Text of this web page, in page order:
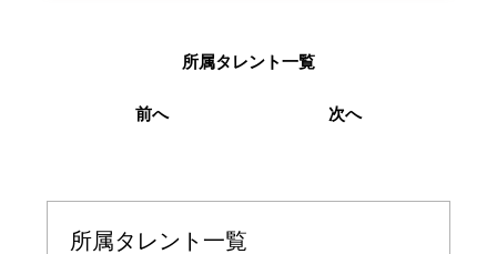
前へ
所属タレント一覧
次へ
所属タレント一覧